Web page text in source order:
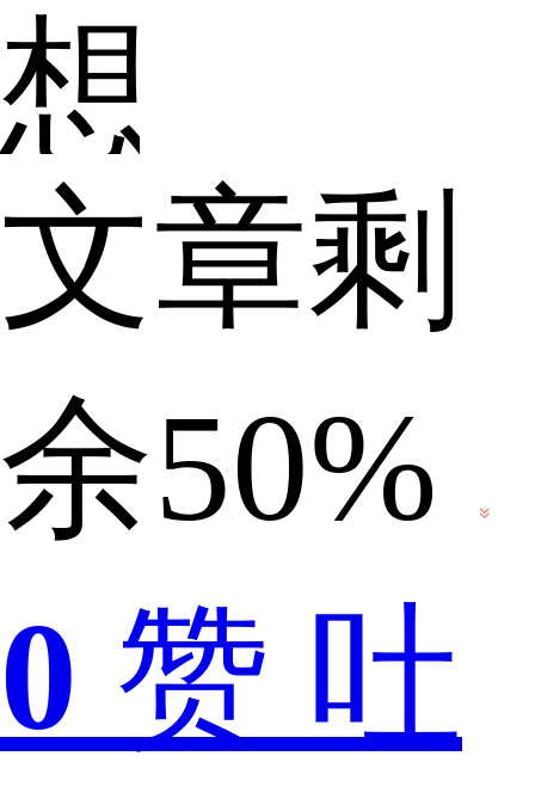
想
必
不
少
文章剩
余50%
0 赞 吐